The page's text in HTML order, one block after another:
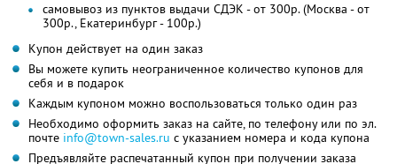
самовывоз из пунктов выдачи СДЭК - от 300р. (Москва - от
300р., Екатеринбург - 100р.)
Купон действует на один заказ
Вы можете купить неограниченное количество купонов для
себя и в подарок
Каждым купоном можно воспользоваться только один раз
Необходимо оформить заказ на сайте, по телефону или по эл.
почте info@town-sales.ru с указанием номера и кода купона
Предъявляйте распечатанный купон при получении заказа